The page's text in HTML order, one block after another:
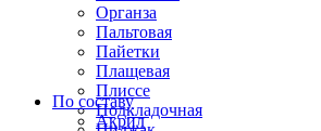
Органза
Пальтовая
Пайетки
Плащевая
Плиссе
Подкладочная
По составу
Акрил